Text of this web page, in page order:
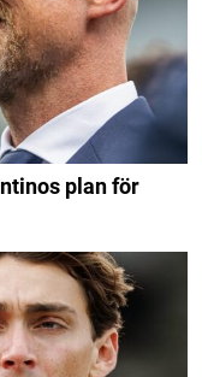
plan för